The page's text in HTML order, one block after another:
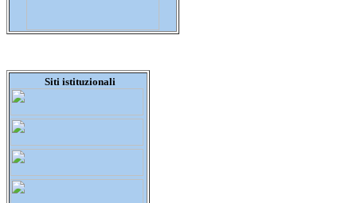
Siti istituzionali